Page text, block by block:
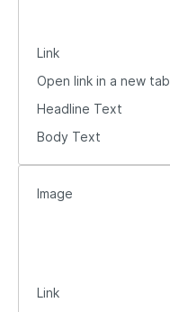
Link
Open link in a new tab
Headline Text
Body Text
Image
Link